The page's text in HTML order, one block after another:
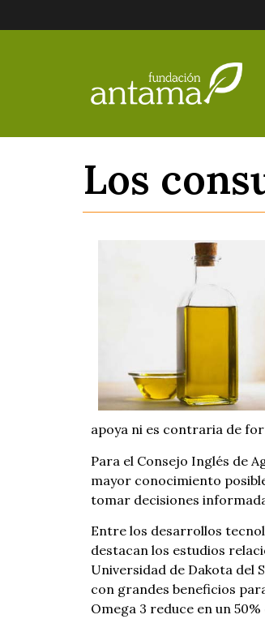
Los
apoya ni es contraria de
Para el Consejo Inglés de
mayor conocimiento
tomar decisiones
Entre los desarrollos
destacan los estudios
Universidad de Dakota del
con grandes beneficios
Omega 3 reduce en un